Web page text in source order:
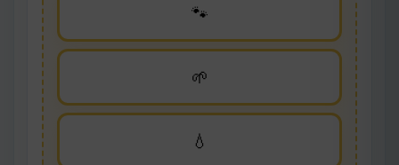
🐾
🌱
💧